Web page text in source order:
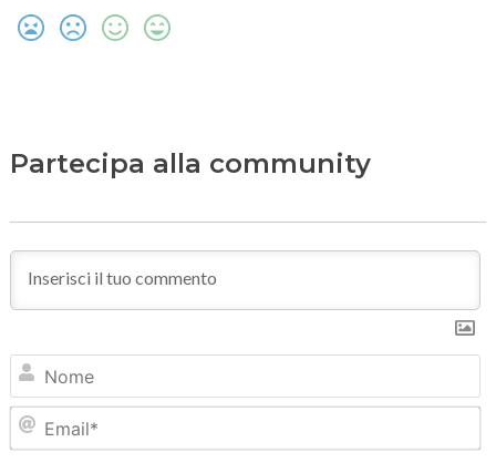
Partecipa alla community